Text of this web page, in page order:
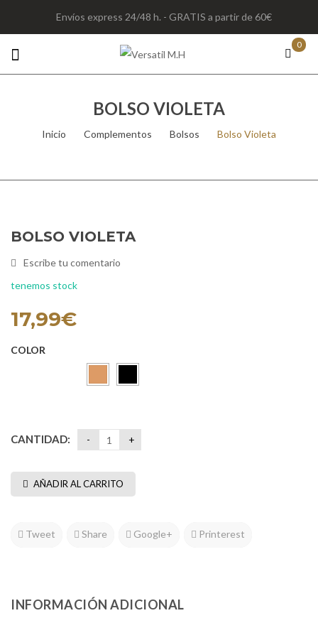
Envíos express 24/48 h. - GRATIS a partir de 60€
0
BOLSO VIOLETA
Inicio Complementos Bolsos Bolso Violeta
BOLSO VIOLETA
Escribe tu comentario
tenemos stock
17,99€
COLOR
CANTIDAD:
AÑADIR AL CARRITO
Tweet Share Google+ Printerest
INFORMACIÓN ADICIONAL